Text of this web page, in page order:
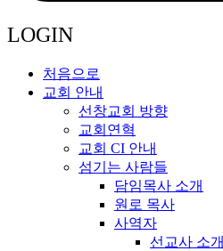
LOGIN
처음으로
교회 안내
선창교회 방향
교회연혁
교회 CI 안내
섬기는 사람들
담임목사 소개
원로 목사
사역자
선교사 소개